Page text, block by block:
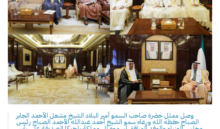
وصل ممثل حضرة صاحب السمو أمير البلاد الشيخ مشعل الأحمد الجابر
الصباح حفظه الله ورعاه سمو الشيخ أحمد عبدالله الأحمد الصباح رئيس